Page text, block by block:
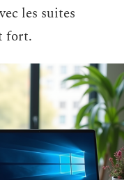
les suites
fort.